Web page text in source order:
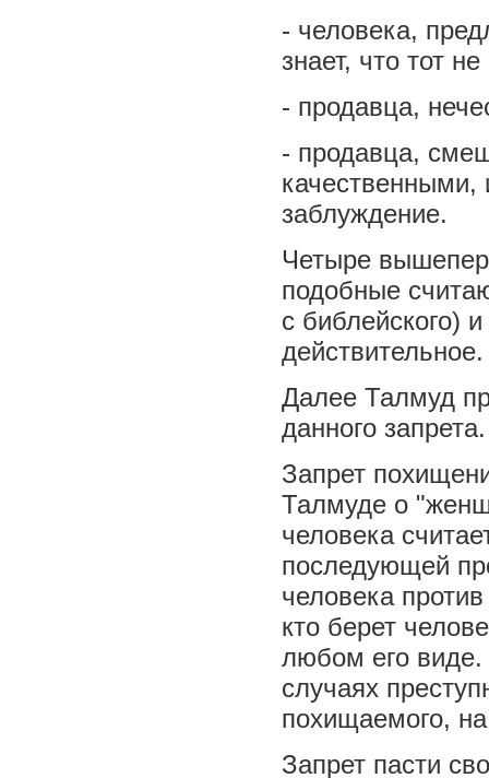
- человека,
знает, что тот
- продавца,
- продавца,
качественными,
заблуждение.
Четыре
подобные
с библейского)
действительное.
Далее Талмуд
данного запрета.
Запрет
Талмуде о
человека
последующей
человека
кто берет
любом его виде.
случаях
похищаемого,
Запрет пасти